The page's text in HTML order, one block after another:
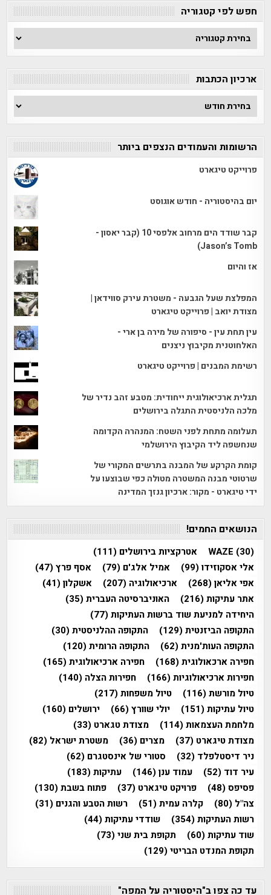
חפש לפי קטגוריה
חפש
לפי
ארכיון הכתבות
ארכיון
הכתבות
הרשומות והעמודים הנצפים ביותר
פרוייקט טיגארט
יום בהיסטוריה - חודש אוגוסט
קבר שודד הים מרחוב אלפסי 10 (קבר יאסון -
Jason’s Tomb)
אז והיום
המפלצת שעל הגבעה - משטרת עירק סווידאן |
מצודת יואב | פרוייקט טיגארט
עין תחת עין - סיפורה של מירה בן ארי -
האלחוטנית מקיבוץ ניצנים
רשימת המבנים | פרוייקט טיגארט
תגלית ארכיאולוגית ייחודית: מטבע זהב נדיר של
מלכה הלניסטית התגלה בירושלים
תעלומה מתחת לפני השטח: המנהרה הקדומה
שנחשפה ליד הקיבוץ הירושלמי
קומת הקרקע של המבנה בתרשים המקורי של
שרטוטי מבנה המשטרה מטולה כפי שבוצעו על
ידי טיגארט - מקור: ארכיון גנזך המדינה
הנושאים החמים!
WAZE (30) אטרקציות בירושלים (111)
אלי אסקוזידו(99) אמיל אלג'ם (79) אסף פרץ(47)
אפי אליאן(268) ארכיאולוגיה (207) אשקלון(41)
אתר עתיקות(216) האוניברסיטה העברית(35)
היחידה למניעת שוד ברשות העתיקות(77)
התקופה הביזנטית(129) התקופה ההלניסטית(30)
התקופה העות'מנית(62) התקופה הרומית(120)
חפירה ארכאולוגית(168) חפירה ארכיאולוגית(165)
חפירות ארכיאולוגיות(166) חפירות הצלה (140)
טיול מורשת(116) טיול משפחות(217)
טיול עתיקות(151) יולי שוורץ(66) ירושלים (160)
מלחמת העצמאות(114) מצודת טגארט (33)
מצודת טיגארט (37) מצרים (36) משטרת ישראל (82)
ניר דיסטלפלד (32) סטורי של אינסטגרם (62)
עיר דוד (52) עמוד ענן(146) עתיקות(183)
פסיפס(48) פרויקט טיגארט (37) פתוח בשבת(130)
צה"ל (80) קלרה עמית(51) רשות הטבע והגנים (31)
רשות העתיקות(354) שודדי עתיקות(44)
שוד עתיקות(60) תקופת בית שני(73)
תקופת המנדט הבריטי(129)
עד כה צפו ב"היסטוריה על המפה"